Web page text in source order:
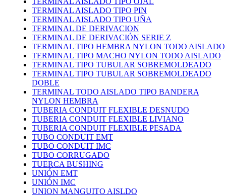
TERMINAL AISLADO TIPO PIN
TERMINAL AISLADO TIPO UÑA
TERMINAL DE DERIVACION
TERMINAL DE DERIVACIÓN SERIE Z
TERMINAL TIPO HEMBRA NYLON TODO AISLADO
TERMINAL TIPO MACHO NYLON TODO AISLADO
TERMINAL TIPO TUBULAR SOBREMOLDEADO
TERMINAL TIPO TUBULAR SOBREMOLDEADO
DOBLE
TERMINAL TODO AISLADO TIPO BANDERA
NYLON HEMBRA
TUBERIA CONDUIT FLEXIBLE DESNUDO
TUBERIA CONDUIT FLEXIBLE LIVIANO
TUBERIA CONDUIT FLEXIBLE PESADA
TUBO CONDUIT EMT
TUBO CONDUIT IMC
TUBO CORRUGADO
TUERCA BUSHING
UNIÓN EMT
UNIÓN IMC
UNION MANGUITO AISLDO